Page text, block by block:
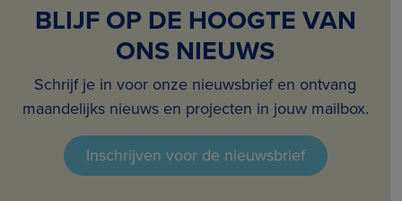
BLIJF OP DE HOOGTE VAN
ONS NIEUWS
Schrijf je in voor onze nieuwsbrief en ontvang
maandelijks nieuws en projecten in jouw mailbox.
Inschrijven voor de nieuwsbrief